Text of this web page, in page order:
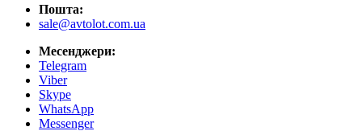
Пошта:
sale@avtolot.com.ua
Месенджери:
Telegram
Viber
Skype
WhatsApp
Messenger